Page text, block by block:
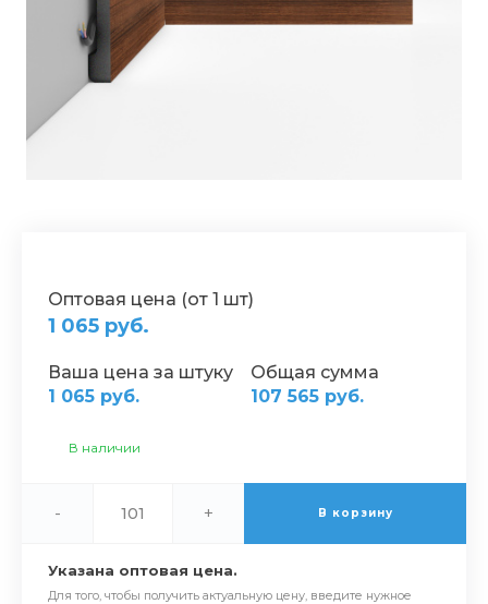
Оптовая цена (от 1 шт)
1 065 руб.
Ваша цена за штуку
1 065 руб.
Общая сумма
107 565 руб.
В наличии
- + В корзину
Указана оптовая цена.
Для того, чтобы получить актуальную цену, введите нужное